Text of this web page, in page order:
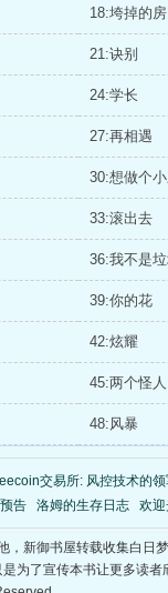
18:垮掉的
21:诀别
24:学长
27:再相遇
30:想做个
33:滚出去
36:我不是
39:你的花
42:炫耀
45:两个怪人
48:风暴
交易所: 风控技术的
预告 洛姆的生存日志 欢
新御书屋转载收集白日梦
为了宣传本书让更多读者